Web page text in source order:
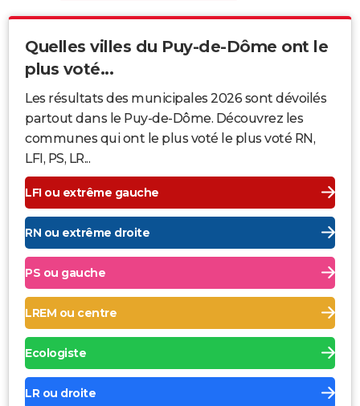
Quelles villes du Puy-de-Dôme ont le
plus voté...
Les résultats des municipales 2026 sont dévoilés
partout dans le Puy-de-Dôme. Découvrez les
communes qui ont le plus voté le plus voté RN,
LFI, PS, LR...
LFI ou extrême gauche
RN ou extrême droite
PS ou gauche
LREM ou centre
Ecologiste
LR ou droite